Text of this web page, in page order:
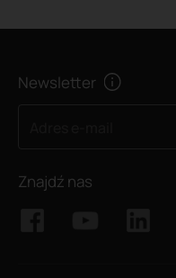
Newsletter
Znajdź nas